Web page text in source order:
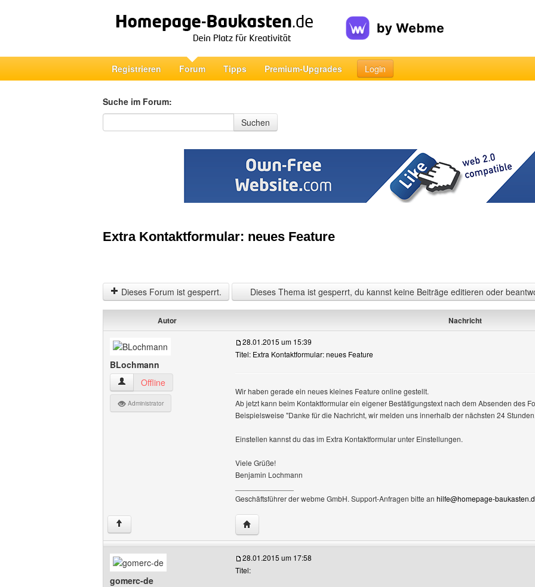
Registrieren Forum Tipps Premium-Upgrades Login
Suche im Forum:
Suche im Forum
Suchen
Extra Kontaktformular: neues Feature
Dieses Forum ist gesperrt. Dieses Thema ist gesperrt, du kannst keine Beiträge editieren oder
Autor Nachricht
BLochmann
BLochmann Benutzer-Profile anzeigen
Offline
Administrator
28.01.2015 um 15:39
Titel: Extra Kontaktformular: neues Feature
Wir haben gerade ein neues kleines Feature online gestellt.
Ab jetzt kann beim Kontaktformular ein eigener Bestätigungstext nach dem Absenden des
Beispielsweise "Danke für die Nachricht, wir melden uns innerhalb der nächsten 24
Einstellen kannst du das im Extra Kontaktformular unter Einstellungen.
Viele Grüße!
Benjamin Lochmann
Geschäftsführer der webme GmbH. Support-Anfragen bitte an hilfe@homepage-
↑ Website dieses Benutzers besuchen: BLochmann
gomerc-de
28.01.2015 um 17:58
Titel: